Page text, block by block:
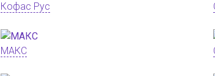
Кофас Рус
МАКС